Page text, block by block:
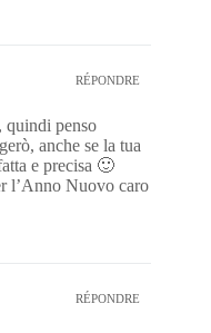
RÉPONDRE
quindi penso
anche se la tua
e precisa 🙂
l’Anno Nuovo caro
RÉPONDRE